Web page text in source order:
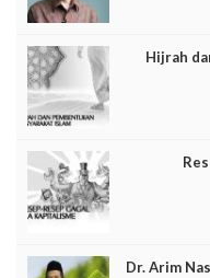
Hijrah
Dr. Arim